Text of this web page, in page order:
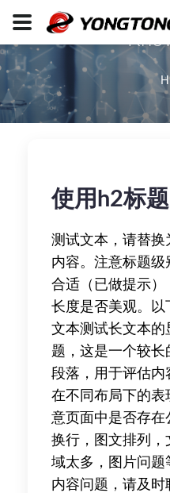
使用h2标题
测试文本，请替换
内容。注意标题级
合适（已做提示）
长度是否美观。以
文本测试长文本的
题，这是一个较长
段落，用于评估内
在不同布局下的表
意页面中是否存在
换行，图文排列，
域太多，图片问题
内容问题，请及时